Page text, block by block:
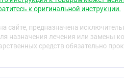
в чистом виде, а
10 мл персикового масла
масла).
к оригинальной инструкции.
сайте, предназначена
назначения лечения или замены
средств обязательно